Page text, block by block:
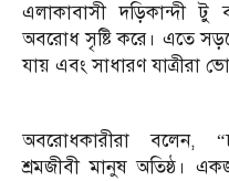
এলাকাবাসী দড়িকান্দী টু
অবরোধ সৃষ্টি করে। এতে
যায় এবং সাধারণ যাত্রীরা
অবরোধকারীরা বলেন,
শ্রমজীবী মানুষ অতিষ্ঠ।